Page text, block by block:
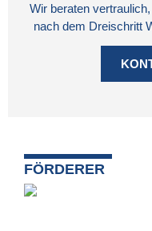
Wir beraten
nach dem Dreischritt
FÖRDERER